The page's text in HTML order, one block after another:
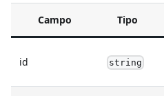
Campo Tipo
id string